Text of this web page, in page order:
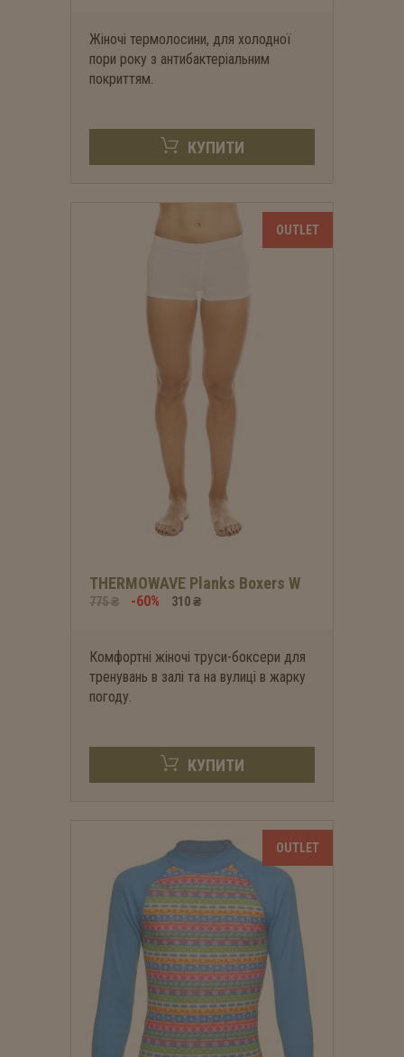
Жіночі термолосини, для холодної
пори року з антибактеріальним
покриттям.
КУПИТИ
THERMOWAVE Planks Boxers W
775 ₴ -60% 310 ₴
Комфортні жіночі труси-боксери для
тренувань в залі та на вулиці в жарку
погоду.
КУПИТИ